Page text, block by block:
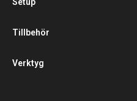
Tillbehör
Verktyg